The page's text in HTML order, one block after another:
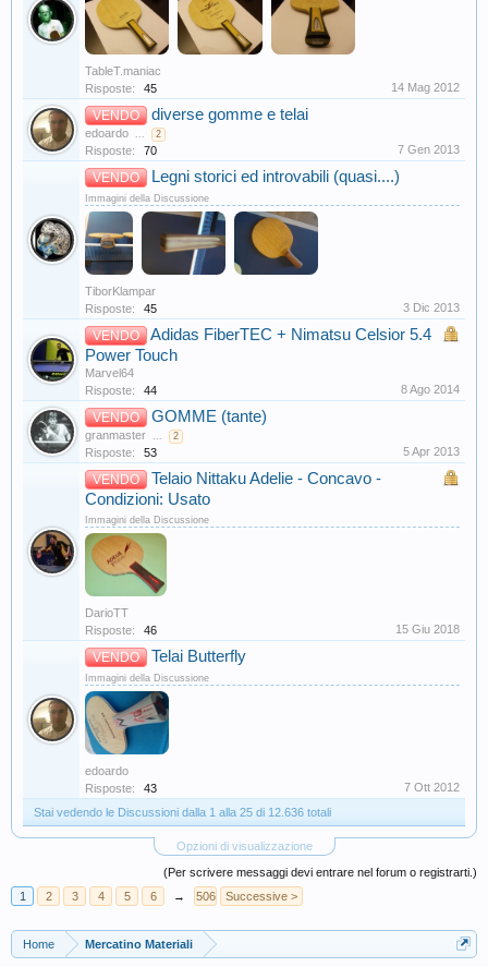
TableT.maniac
Risposte:
45 14 Mag 2012
VENDO diverse gomme e telai
edoardo ... 2
Risposte: 70 7 Gen 2013
VENDO Legni storici ed introvabili (quasi....)
Immagini della Discussione
TiborKlampar
Risposte:
45 3 Dic 2013
VENDO
Adidas FiberTEC + Nimatsu Celsior 5.4
Power Touch
Marvel64
Risposte:
44 8 Ago 2014
VENDO GOMME (tante)
granmaster ... 2
Risposte: 53 5 Apr 2013
VENDO
Telaio Nittaku Adelie - Concavo -
Condizioni: Usato
Immagini della Discussione
DarioTT
Risposte:
46 15 Giu 2018
VENDO Telai Butterfly
Immagini della Discussione
edoardo
Risposte:
43
7 Ott 2012
Stai vedendo le Discussioni dalla 1 alla 25 di 12.636 totali
Opzioni di visualizzazione
(Per scrivere messaggi devi entrare nel forum o registrarti.)
1
2 3 4 5 6 → 506 Successive >
Home Mercatino Materiali